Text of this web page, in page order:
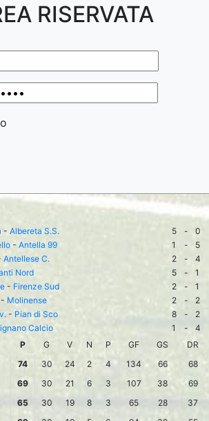
RISERVATA
- Albereta S.S. 5 -
0
- Antella 99 1 -
5
Antellese C. 2 -
4
Nord 5 -
1
- Firenze Sud 2 -
1
- Molinense 2 -
2
- Pian di Sco 8 -
2
Calcio 1 -
4
P G V N P GF GS
DR
74 30 24 2 4 134 66
68
69 30 21 6 3 107 38
69
65 30 19 8 3 65 28
37